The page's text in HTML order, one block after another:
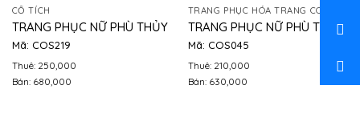
CỔ TÍCH
TRANG PHỤC NỮ PHÙ THỦY
Mã: COS219
Thuê: 250,000
Bán: 680,000
TRANG PHỤC NỮ PHÙ THỦY
Mã: COS045
Thuê: 210,000
Bán: 630,000